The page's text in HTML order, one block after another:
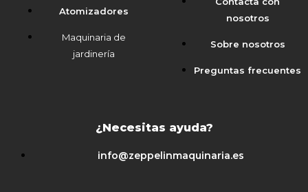
Atomizadores
Maquinaria de
jardinería
nosotros
Sobre nosotros
Preguntas frecuentes
¿Necesitas ayuda?
info@zeppelinmaquinaria.es